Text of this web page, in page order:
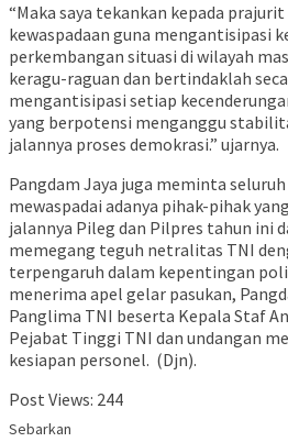
“Maka saya tekankan kepada
kewaspadaan guna mengantisipasi
perkembangan situasi di wilayah
keragu-raguan dan bertindaklah
mengantisipasi setiap
yang berpotensi menganggu
jalannya proses demokrasi.” ujarnya.
Pangdam Jaya juga meminta
mewaspadai adanya pihak-pihak
jalannya Pileg dan Pilpres tahun ini
memegang teguh netralitas TNI
terpengaruh dalam kepentingan
menerima apel gelar pasukan,
Panglima TNI beserta Kepala Staf
Pejabat Tinggi TNI dan undangan
kesiapan personel. (Djn).
Post Views: 244
Sebarkan